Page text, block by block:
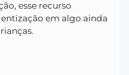
esse recurso
em algo ainda